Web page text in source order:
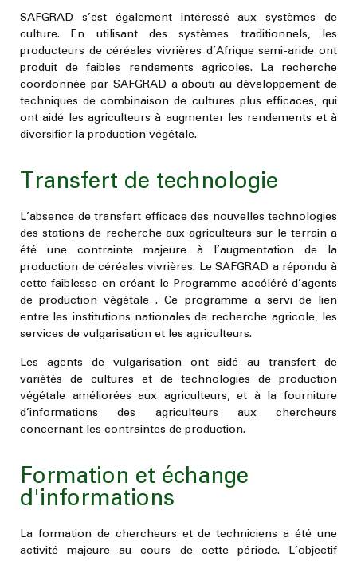
SAFGRAD s’est également intéressé aux systèmes de
culture. En utilisant des systèmes traditionnels, les
producteurs de céréales vivrières d’Afrique semi-aride ont
produit de faibles rendements agricoles. La recherche
coordonnée par SAFGRAD a abouti au développement de
techniques de combinaison de cultures plus efficaces, qui
ont aidé les agriculteurs à augmenter les rendements et à
diversifier la production végétale.
Transfert de technologie
L’absence de transfert efficace des nouvelles technologies
des stations de recherche aux agriculteurs sur le terrain a
été une contrainte majeure à l’augmentation de la
production de céréales vivrières. Le SAFGRAD a répondu à
cette faiblesse en créant le Programme accéléré d’agents
de production végétale . Ce programme a servi de lien
entre les institutions nationales de recherche agricole, les
services de vulgarisation et les agriculteurs.
Les agents de vulgarisation ont aidé au transfert de
variétés de cultures et de technologies de production
végétale améliorées aux agriculteurs, et à la fourniture
d’informations des agriculteurs aux chercheurs
concernant les contraintes de production.
Formation et échange
d'informations
La formation de chercheurs et de techniciens a été une
activité majeure au cours de cette période. L’objectif